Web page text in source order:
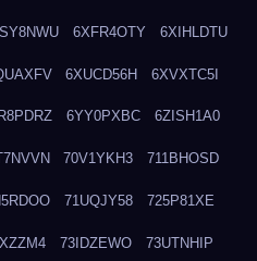
6XFR4OTY 6XIHLDTU
6XUCD56H 6XVXTC5I
6YY0PXBC 6ZISH1A0
70V1YKH3 711BHOSD
71UQJY58 725P81XE
73IDZEWO 73UTNHIP